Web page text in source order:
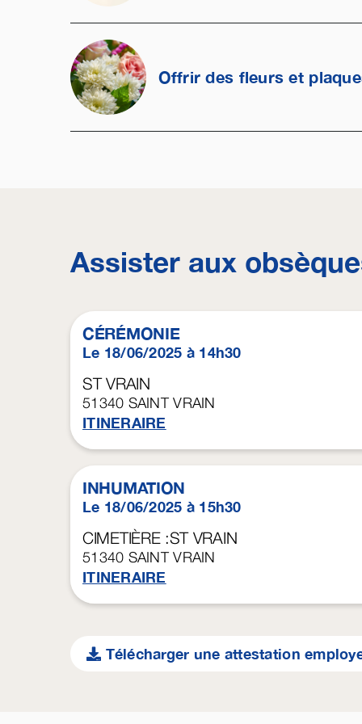
Offrir des fleurs et
Assister aux
CÉRÉMONIE
Le 18/06/2025 à 14h30
ST VRAIN
51340 SAINT VRAIN
ITINERAIRE
INHUMATION
Le 18/06/2025 à 15h30
CIMETIÈRE :ST VRAIN
51340 SAINT VRAIN
ITINERAIRE
Télécharger une attestation